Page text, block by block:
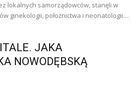
lokalnych samorządowców, stanęli w
ginekologii, położnictwa i neonatologii....
JAKA
NOWODĘBSKĄ